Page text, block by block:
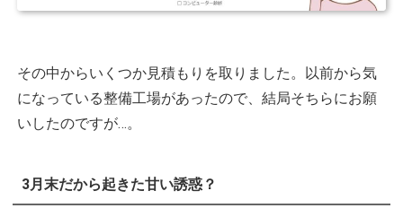
その中からいくつか見積もりを取りました。以前から気
になっている整備工場があったので、結局そちらにお願
いしたのですが…。
3月末だから起きた甘い誘惑？